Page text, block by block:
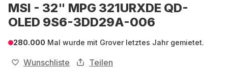
MSI - 32" MPG 321URXDE QD-
OLED 9S6-3DD29A-006
280.000 Mal wurde mit Grover letztes Jahr gemietet.
Wunschliste Teilen